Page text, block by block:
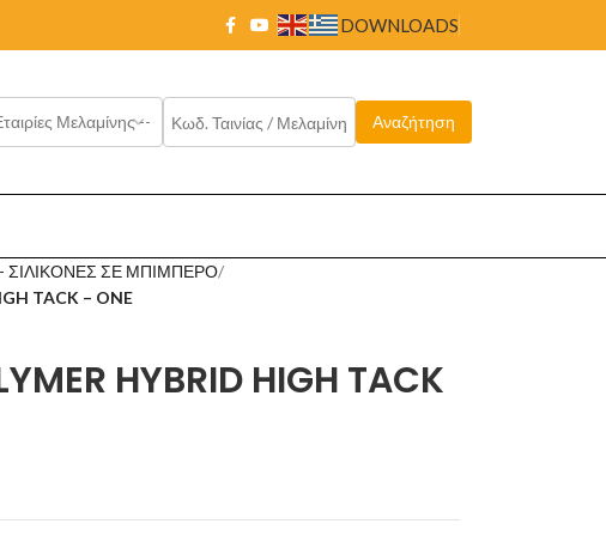
DOWNLOADS
ΣΙΛΙΚΟΝΕΣ ΣΕ ΜΠΙΜΠΕΡΟ
TACK – ONE
HYBRID HIGH TACK